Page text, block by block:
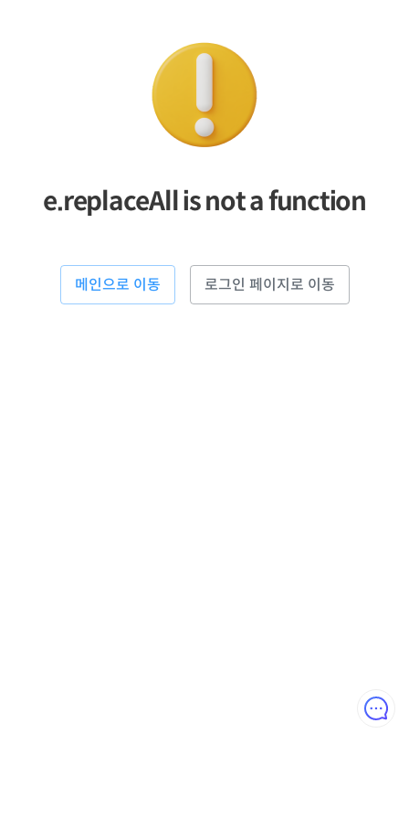
e.replaceAll is not a function
메인으로 이동 로그인 페이지로 이동